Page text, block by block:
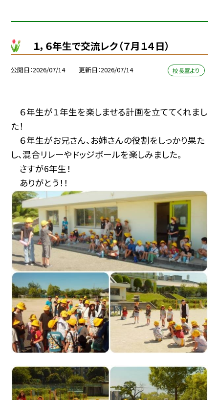
１，６年生で交流レク（７月１４日）
公開日 2026/07/14 更新日 2026/07/14 校長室より
６年生が１年生を楽しませる計画を立ててくれまし
た！
６年生がお兄さん、お姉さんの役割をしっかり果た
し、混合リレーやドッジボールを楽しみました。
さすが6年生！
ありがとう！！